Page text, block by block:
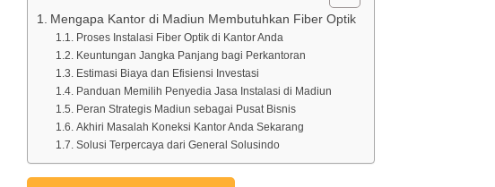
Mengapa Kantor di Madiun Membutuhkan Fiber Optik
Proses Instalasi Fiber Optik di Kantor Anda
Keuntungan Jangka Panjang bagi Perkantoran
Estimasi Biaya dan Efisiensi Investasi
Panduan Memilih Penyedia Jasa Instalasi di Madiun
Peran Strategis Madiun sebagai Pusat Bisnis
Akhiri Masalah Koneksi Kantor Anda Sekarang
Solusi Terpercaya dari General Solusindo